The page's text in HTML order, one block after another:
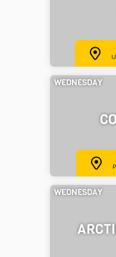
WEDNESDAY
WEDNESDAY